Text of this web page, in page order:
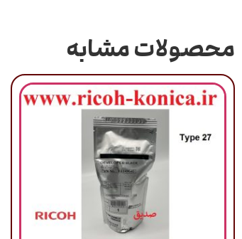
محصولات مشابه